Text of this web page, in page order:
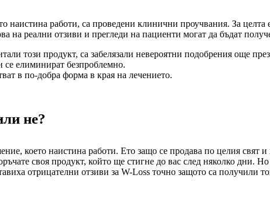
наистина работи, са проведени клинични проучвания. За
на реални отзиви и прегледи на пациенти могат да бъдат
този продукт, са забелязали невероятни подобрения още
елиминират безпроблемно.
в по-добра форма в края на лечението.
не?
което наистина работи. Ето защо се продава по целия свят
своя продукт, който ще стигне до вас след няколко дни.
отрицателни отзиви за W-Loss точно защото са получили